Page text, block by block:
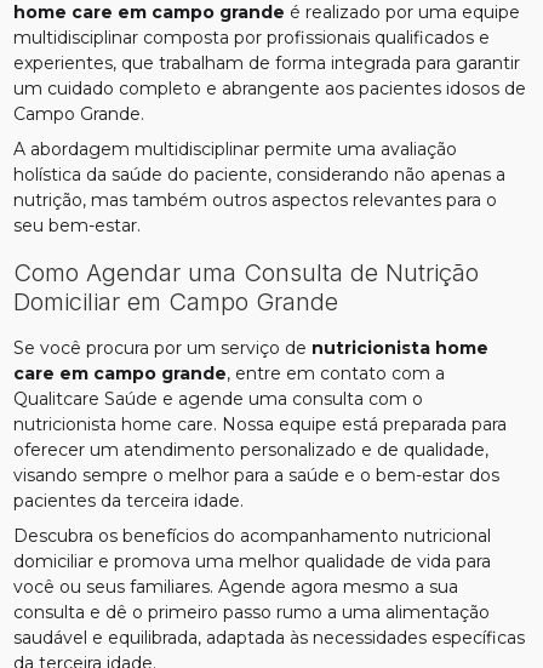
home care em campo grande é realizado por uma equipe
multidisciplinar composta por profissionais qualificados e
experientes, que trabalham de forma integrada para garantir
um cuidado completo e abrangente aos pacientes idosos de
Campo Grande.
A abordagem multidisciplinar permite uma avaliação
holística da saúde do paciente, considerando não apenas a
nutrição, mas também outros aspectos relevantes para o
seu bem-estar.
Como Agendar uma Consulta de Nutrição
Domiciliar em Campo Grande
Se você procura por um serviço de nutricionista home
care em campo grande, entre em contato com a
Qualitcare Saúde e agende uma consulta com o
nutricionista home care. Nossa equipe está preparada para
oferecer um atendimento personalizado e de qualidade,
visando sempre o melhor para a saúde e o bem-estar dos
pacientes da terceira idade.
Descubra os benefícios do acompanhamento nutricional
domiciliar e promova uma melhor qualidade de vida para
você ou seus familiares. Agende agora mesmo a sua
consulta e dê o primeiro passo rumo a uma alimentação
saudável e equilibrada, adaptada às necessidades específicas
da terceira idade.